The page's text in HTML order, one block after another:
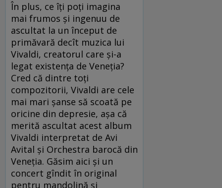
În plus, ce îți poți imagina
mai frumos și ingenuu de
ascultat la un început de
primăvară decît muzica lui
Vivaldi, creatorul care și-a
legat existența de Veneția?
Cred că dintre toți
compozitorii, Vivaldi are cele
mai mari șanse să scoată pe
oricine din depresie, așa că
merită ascultat acest album
Vivaldi interpretat de Avi
Avital și Orchestra barocă din
Veneția. Găsim aici și un
concert gîndit în original
pentru mandolină și